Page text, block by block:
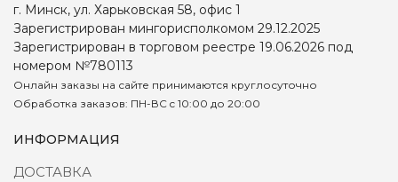
г. Минск, ул. Харьковская 58, офис 1
Зарегистрирован мингорисполкомом 29.12.2025
Зарегистрирован в торговом реестре 19.06.2026 под
номером №780113
Онлайн заказы на сайте принимаются круглосуточно
Обработка заказов: ПН-ВС c 10:00 до 20:00
ИНФОРМАЦИЯ
ДОСТАВКА